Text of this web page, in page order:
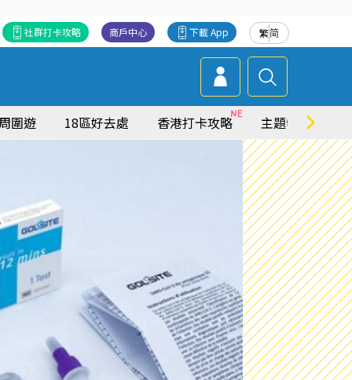
繁简
下載 App
商戶中心
社群打卡攻略
圍遊 18區好去處 香港打卡攻略 主題特集